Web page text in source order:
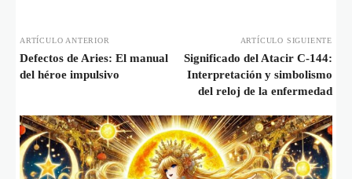
ARTÍCULO ANTERIOR
Defectos de Aries: El manual
del héroe impulsivo
ARTÍCULO SIGUIENTE
Significado del Atacir C-144:
Interpretación y simbolismo
del reloj de la enfermedad